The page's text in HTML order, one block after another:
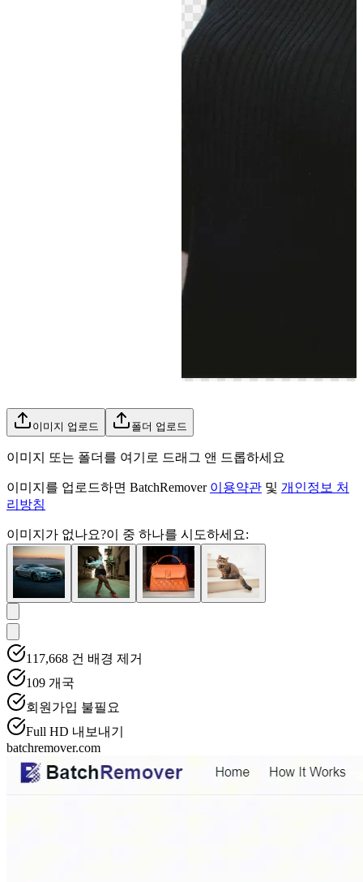
이미지 업로드 폴더 업로드
이미지 또는 폴더를 여기로 드래그 앤 드롭하세요
이미지를 업로드하면 BatchRemover 이용약관 및 개인정보 처
리방침
이미지가 없나요?이 중 하나를 시도하세요:
117,668 건 배경 제거
109 개국
회원가입 불필요
Full HD 내보내기
batchremover.com